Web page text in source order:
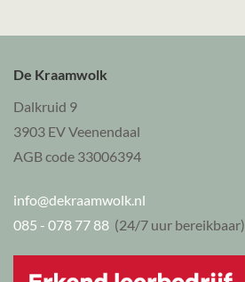
De Kraamwolk
Dalkruid 9
3903 EV Veenendaal
AGB code 33006394
info@dekraamwolk.nl
085 - 078 77 88 (24/7 uur bereikbaar)